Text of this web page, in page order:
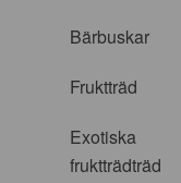
Bärbuskar
Fruktträd
Exotiska
fruktträdträd